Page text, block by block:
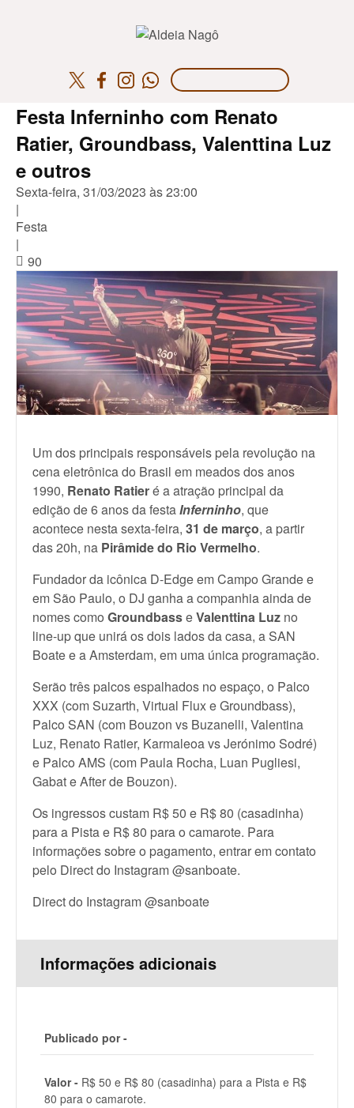
Festa Inferninho com Renato
Ratier, Groundbass, Valenttina Luz
e outros
Sexta-feira, 31/03/2023 às 23:00
|
Festa
|
90
Um dos principais responsáveis pela revolução na
cena eletrônica do Brasil em meados dos anos
1990, Renato Ratieré a atração principal da
edição de 6 anos da festaInferninho, que
acontece nesta sexta-feira, 31 de março, a partir
das 20h, na Pirâmide do Rio Vermelho.
Fundador da icônica D-Edge em Campo Grande e
em São Paulo, o DJ ganha a companhia ainda de
nomes como GroundbasseValenttina Luz no
line-up que unirá os dois lados da casa, a SAN
Boate e a Amsterdam, em uma única programação.
Serão três palcos espalhados no espaço, o Palco
XXX (com Suzarth, Virtual Flux e Groundbass),
Palco SAN (com Bouzon vs Buzanelli, Valentina
Luz, Renato Ratier, Karmaleoa vs Jerónimo Sodré)
e Palco AMS (com Paula Rocha, Luan Pugliesi,
Gabat e After de Bouzon).
Os ingressos custam R$ 50 e R$ 80 (casadinha)
para a Pista e R$ 80 para o camarote. Para
informações sobre o pagamento, entrar em contato
pelo Direct do Instagram @sanboate.
Direct do Instagram @sanboate
Informações adicionais
Publicado por -
Valor - R$ 50 e R$ 80 (casadinha) para a Pista e R$
80 para o camarote.